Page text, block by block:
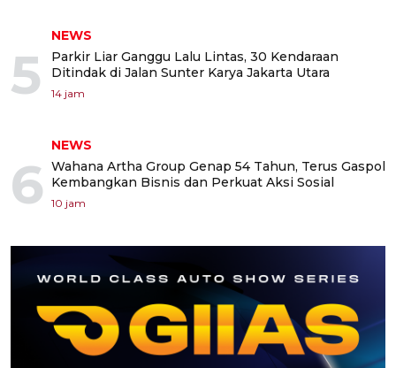
5
NEWS
Parkir Liar Ganggu Lalu Lintas, 30 Kendaraan
Ditindak di Jalan Sunter Karya Jakarta Utara
14 jam
6
NEWS
Wahana Artha Group Genap 54 Tahun, Terus Gaspol
Kembangkan Bisnis dan Perkuat Aksi Sosial
10 jam